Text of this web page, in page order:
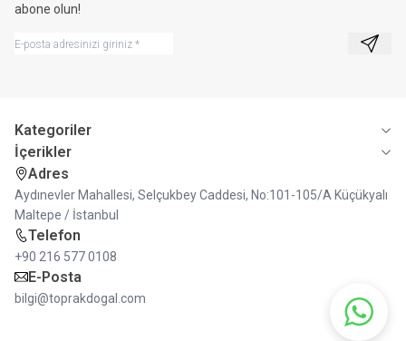
abone olun!
Kayıt
Kategoriler
İçerikler
Adres
Aydınevler Mahallesi, Selçukbey Caddesi, No:101-105/A Küçükyalı
Maltepe / İstanbul
Telefon
+90 216 577 0108
E-Posta
bilgi@toprakdogal.com